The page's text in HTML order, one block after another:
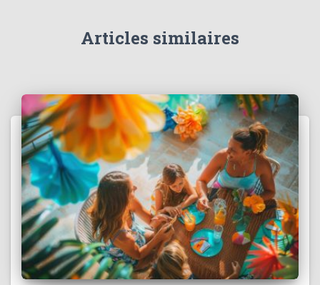
Articles similaires